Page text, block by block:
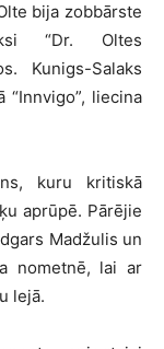
bija zobbārste
“Dr. Oltes
Kunigs-Salaks
“Innvigo”, liecina
kuru kritiskā
aprūpē. Pārējie
Madžulis un
nometnē, lai ar
lejā.